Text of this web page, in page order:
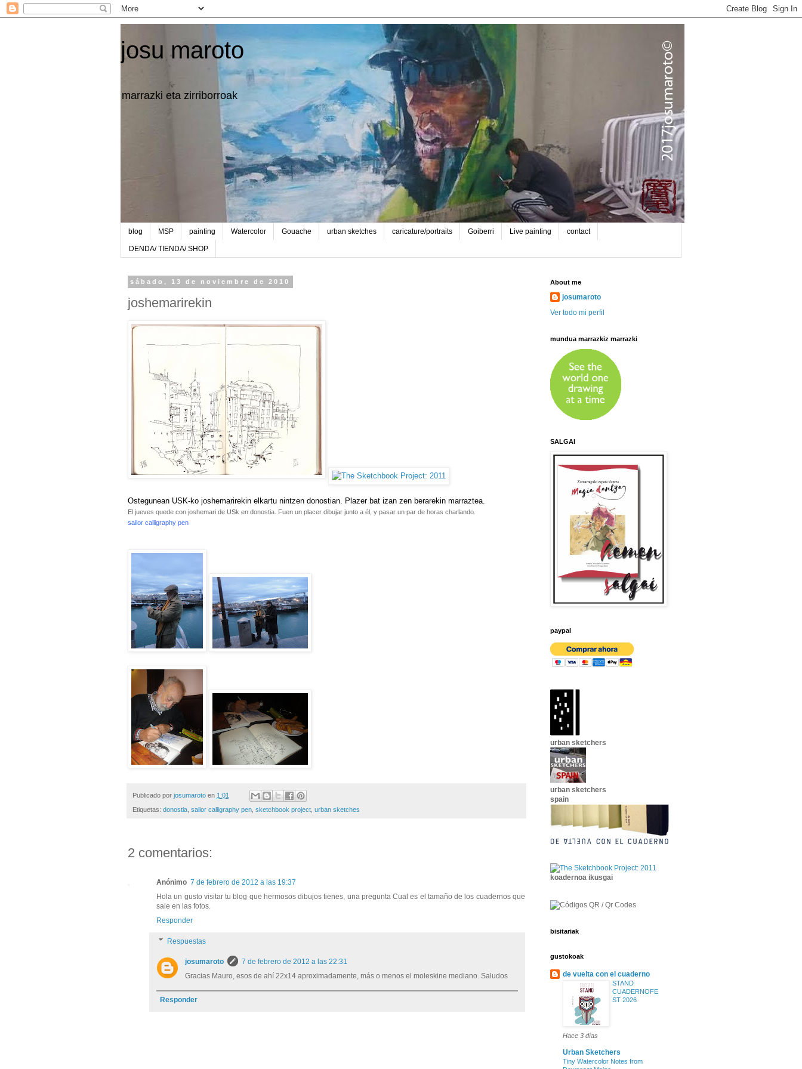
josu maroto
marrazki eta zirriborroak
blog MSP painting Watercolor Gouache urban sketches caricature/portraits Goiberri Live painting contact
DENDA/ TIENDA/ SHOP
sábado, 13 de noviembre de 2010
joshemarirekin
Ostegunean USK-ko joshemarirekin elkartu nintzen donostian. Plazer bat izan zen berarekin marraztea.
El jueves quede con joshemari de USk en donostia. Fuen un placer dibujar junto a él, y pasar un par de horas charlando.
sailor calligraphy pen
Publicado por josumaroto en 1:01
Etiquetas: donostia sailor calligraphy pen sketchbook project urban sketches
2 comentarios:
Anónimo 7 de febrero de 2012 a las 19:37
Hola un gusto visitar tu blog que hermosos dibujos tienes, una pregunta Cual es el tamaño de los cuadernos que
sale en las fotos.
Responder
Respuestas
josumaroto
7 de febrero de 2012 a las 22:31
Gracias Mauro, esos de ahí 22x14 aproximadamente, más o menos el moleskine mediano. Saludos
Responder
About me
josumaroto
Ver todo mi perfil
mundua marrazkiz marrazki
SALGAI
paypal
urban sketchers
urban sketchers
spain
koadernoa ikusgai
bisitariak
gustokoak
de vuelta con el cuaderno
STAND
CUADERNOFE
ST 2026
Hace 3 días
Urban Sketchers
Tiny Watercolor Notes from